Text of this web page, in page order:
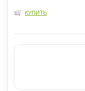
КУПИТЬ